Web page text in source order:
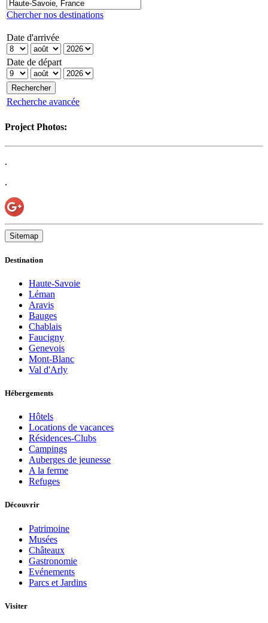
Chercher nos destinations
Date d'arrivée
Date de départ
Recherche avancée
Project Photos:
.
.
Sitemap
Destination
Haute-Savoie
Léman
Aravis
Bauges
Chablais
Faucigny
Genevois
Mont-Blanc
Val d'Arly
Hébergements
Hôtels
Locations de vacances
Résidences-Clubs
Campings
Auberges de jeunesse
A la ferme
Refuges
Découvrir
Patrimoine
Musées
Châteaux
Gastronomie
Evénements
Parcs et Jardins
Visiter